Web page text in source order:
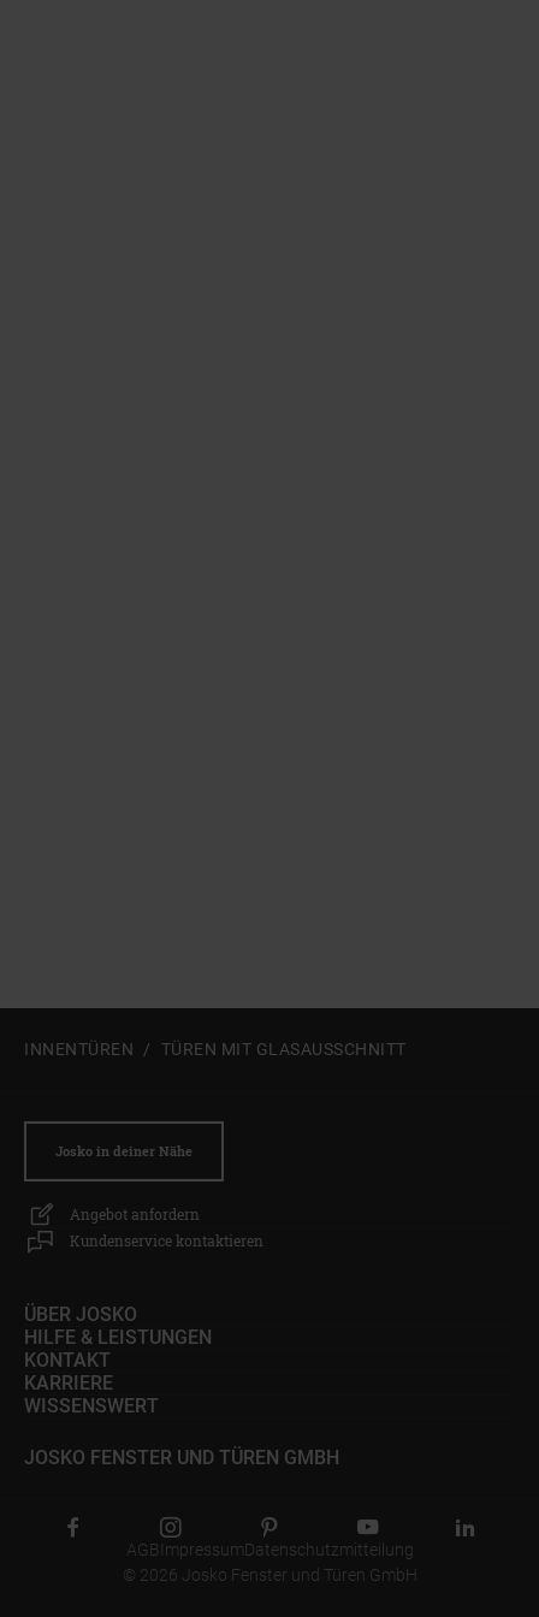
INNENTÜREN TÜREN MIT GLASAUSSCHNITT
Josko in deiner Nähe
Angebot anfordern
Kundenservice kontaktieren
ÜBER JOSKO
HILFE & LEISTUNGEN
KONTAKT
KARRIERE
WISSENSWERT
JOSKO FENSTER UND TÜREN GMBH
AGB ImpressumDatenschutzmitteilung
© 2026 Josko Fenster und Türen GmbH